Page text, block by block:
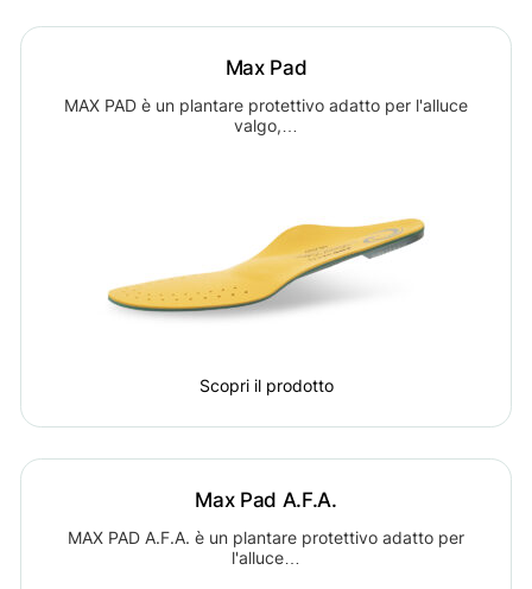
Max Pad
MAX PAD è un plantare protettivo adatto per l'alluce
valgo,…
Scopri il prodotto
Max Pad A.F.A.
MAX PAD A.F.A. è un plantare protettivo adatto per
l'alluce…